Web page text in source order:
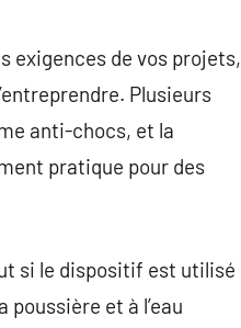
exigences de vos projets,
Plusieurs
anti-chocs, et la
pratique pour des
si le dispositif est utilisé
et à l’eau